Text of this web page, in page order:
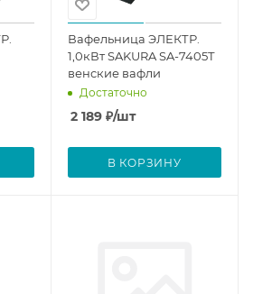
Вафельница ЭЛЕКТР.
1,0кВт SAKURA SA-7405Т
венские вафли
Достаточно
2 189₽/шт
В КОРЗИНУ